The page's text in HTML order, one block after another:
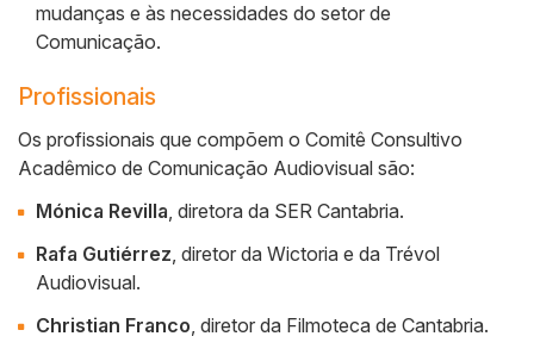
mudanças e às necessidades do setor de
Comunicação.
Profissionais
Os profissionais que compõem o Comitê Consultivo
Acadêmico de Comunicação Audiovisual são:
Mónica Revilla, diretora da SER Cantabria.
Rafa Gutiérrez, diretor da Wictoria e da Trévol
Audiovisual.
Christian Franco, diretor da Filmoteca de Cantabria.